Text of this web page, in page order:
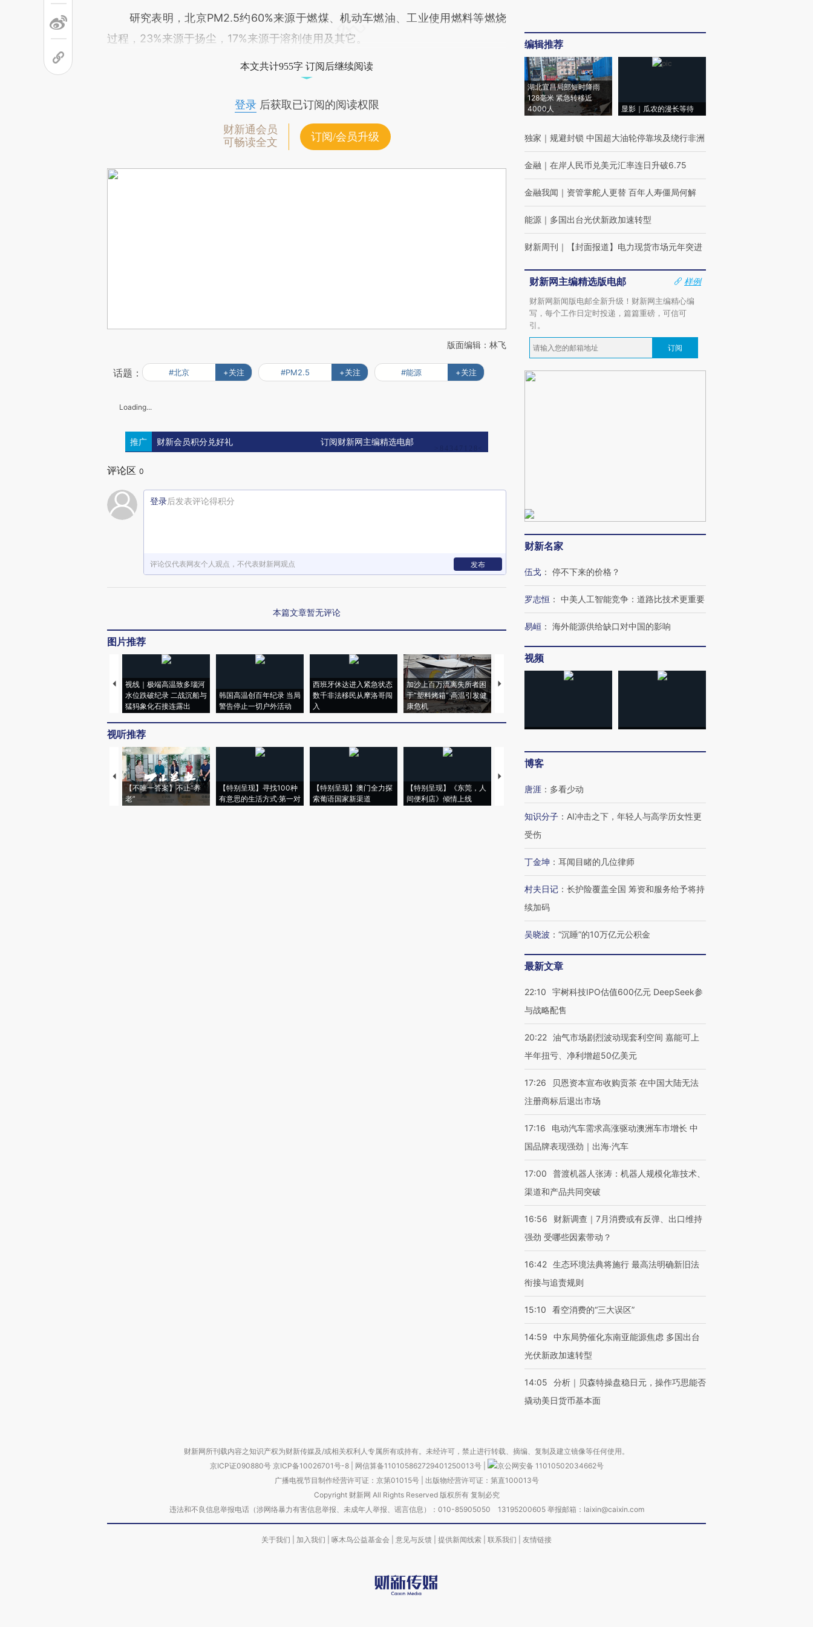
研究表明，北京PM2.5约60%来源于燃煤、机动车燃油、工业使用燃料等燃烧
过程，23%来源于扬尘，17%来源于溶剂使用及其它。
本文共计955字 订阅后继续阅读
登录后获取已订阅的阅读权限
财新通会员
可畅读全文
订阅/会员升级
版面编辑：林飞
话题： #北京 +关注 #PM2.5 +关注 #能源 +关注
Loading...
推广 财新会员积分兑好礼 订阅财新网主编精选电邮
评论区 0
登录后发表评论得积分
评论仅代表网友个人观点，不代表财新网观点 发布
本篇文章暂无评论
图片推荐
视线｜极端高温致多瑙河
水位跌破纪录 二战沉船与
猛犸象化石接连露出
韩国高温创百年纪录 当局
警告停止一切户外活动
西班牙休达进入紧急状态
数千非法移民从摩洛哥闯
入
加沙上百万流离失所者困
于“塑料烤箱” 高温引发健
康危机
视线｜HYROX的吸金
视听推荐
【不唯一答案】不止“养
老”
【特别呈现】寻找100种
有意思的生活方式·第一对
【特别呈现】澳门全力探
索葡语国家新渠道
【特别呈现】《东莞，人
间便利店》倾情上线
【推广】走进第四届链博
会，让数智科技“链”接产
编辑推荐
湖北宜昌局部短时降雨
128毫米 紧急转移近
4000人
显影｜瓜农的漫长等待
独家 ｜ 规避封锁 中国超大油轮停靠埃及绕行非洲
金融 ｜ 在岸人民币兑美元汇率连日升破6.75
金融我闻 ｜ 资管掌舵人更替 百年人寿僵局何解
能源 ｜ 多国出台光伏新政加速转型
财新周刊 ｜ 【封面报道】电力现货市场元年突进
财新网主编精选版电邮
样例
财新网新闻版电邮全新升级！财新网主编精心编
写，每个工作日定时投递，篇篇重磅，可信可
引。
订阅
财新名家
伍戈 ： 停不下来的价格？
罗志恒 ： 中美人工智能竞争：道路比技术更重要
易峘 ： 海外能源供给缺口对中国的影响
视频
博客
唐涯 ： 多看少动
知识分子 ： AI冲击之下，年轻人与高学历女性更
受伤
丁金坤 ： 耳闻目睹的几位律师
村夫日记 ： 长护险覆盖全国 筹资和服务给予将持
续加码
吴晓波 ： “沉睡”的10万亿元公积金
最新文章
22:10
宇树科技IPO估值600亿元 DeepSeek参
与战略配售
20:22 油气市场剧烈波动现套利空间 嘉能可上
半年扭亏、净利增超50亿美元
17:26
贝恩资本宣布收购贡茶 在中国大陆无法
注册商标后退出市场
17:16
电动汽车需求高涨驱动澳洲车市增长 中
国品牌表现强劲｜出海·汽车
17:00
普渡机器人张涛：机器人规模化靠技术、
渠道和产品共同突破
16:56
财新调查｜7月消费或有反弹、出口维持
强劲 受哪些因素带动？
16:42 生态环境法典将施行 最高法明确新旧法
衔接与追责规则
15:10 看空消费的“三大误区”
14:59
中东局势催化东南亚能源焦虑 多国出台
光伏新政加速转型
14:05
分析｜贝森特操盘稳日元，操作巧思能否
撬动美日货币基本面
财新网所刊载内容之知识产权为财新传媒及/或相关权利人专属所有或持有。未经许可，禁止进行转载、摘编、复制及建立镜像等任何使用。
京ICP证090880号 京ICP备10026701号-8 网信算备110105862729401250013号
京公网安备 11010502034662号
广播电视节目制作经营许可证：京第01015号| 出版物经营许可证：第直100013号
Copyright 财新网 All Rights Reserved 版权所有 复制必究
违法和不良信息举报电话（涉网络暴力有害信息举报、未成年人举报、谣言信息）：010-85905050 13195200605 举报邮箱：laixin@caixin.com
关于我们 加入我们 啄木鸟公益基金会 意见与反馈 提供新闻线索 联系我们 友情链接